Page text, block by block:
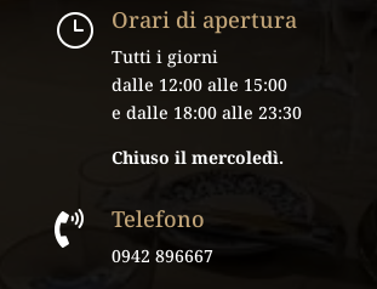
} Orari di apertura
Tutti i giorni
dalle 12:00 alle 15:00
e dalle 18:00 alle 23:30
Chiuso il mercoledì.
 Telefono
0942 896667